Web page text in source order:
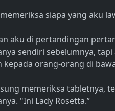
siapa yang aku
aku di pertandingan
sendiri sebelumnya,
kepada orang-orang di
memeriksa tabletnya,
"Ini Lady Rosetta.”